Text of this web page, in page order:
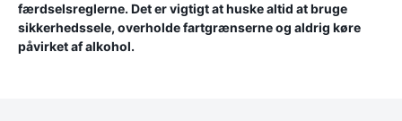
færdselsreglerne. Det er vigtigt at huske altid at bruge
sikkerhedssele, overholde fartgrænserne og aldrig køre
påvirket af alkohol.